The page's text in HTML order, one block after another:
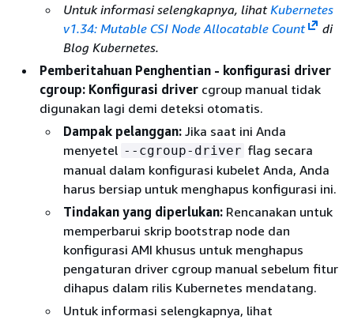
Untuk informasi selengkapnya, lihat Kubernetes
v1.34: Mutable CSI Node Allocatable Count
di
Blog Kubernetes.
Pemberitahuan Penghentian - konfigurasi driver
cgroup: Konfigurasi driver cgroup manual tidak
digunakan lagi demi deteksi otomatis.
Dampak pelanggan: Jika saat ini Anda
menyetel --cgroup-driver flag secara
manual dalam konfigurasi kubelet Anda, Anda
harus bersiap untuk menghapus konfigurasi ini.
Tindakan yang diperlukan: Rencanakan untuk
memperbarui skrip bootstrap node dan
konfigurasi AMI khusus untuk menghapus
pengaturan driver cgroup manual sebelum fitur
dihapus dalam rilis Kubernetes mendatang.
Untuk informasi selengkapnya, lihat